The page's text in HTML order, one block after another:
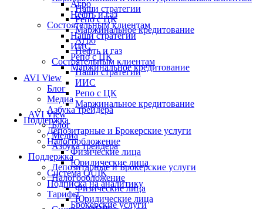
Агро
Нефть и газ
Состоятельным клиентам
Наши стратегии
ИИС
Репо с ЦК
Маржинальное кредитование
AVI View
Блог
Медиа
Азбука трейдера
Поддержка
Депозитарные и Брокерские услуги
Налогообложение
Физические лица
Юридические лица
Система QUIK
Подписка на аналитику
Тарифы
Брокерские услуги
Наши стратегии
Репо с ЦК
Маржинальное кредитование
Агро
Нефть и газ
Состоятельным клиентам
Наши стратегии
ИИС
Репо с ЦК
Маржинальное кредитование
AVI View
Блог
Медиа
Азбука трейдера
Поддержка
Депозитарные и Брокерские услуги
Налогообложение
Физические лица
Юридические лица